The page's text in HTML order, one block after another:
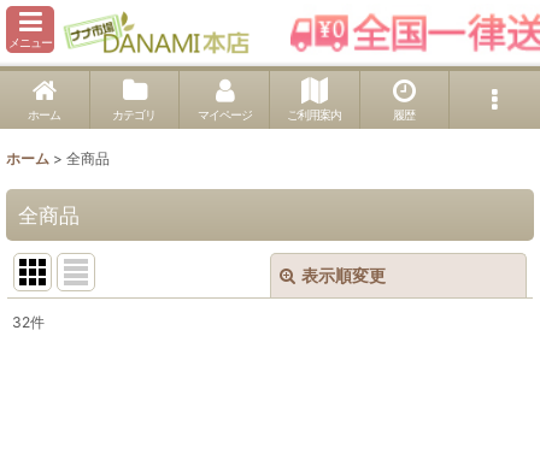
メニュー
ホーム カテゴリ マイページ ご利用案内 履歴
ホーム > 全商品
全商品
表示順変更
32件